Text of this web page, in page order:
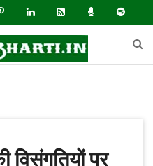
विसंगतियों पर